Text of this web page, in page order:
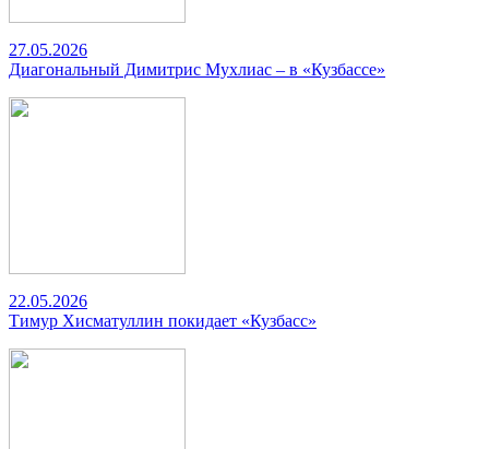
27.05.2026
Диагональный Димитрис Мухлиас – в «Кузбассе»
22.05.2026
Тимур Хисматуллин покидает «Кузбасс»